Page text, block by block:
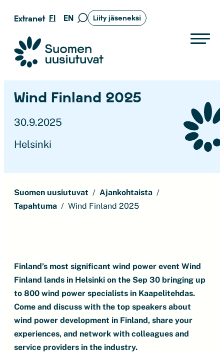
Siirry
sisältöön
Extranet FI EN
Siirry
Liity jäseneksi
Suomen uusiutuvat ry
Wind Finland 2025
30.9.2025
Helsinki
Suomen uusiutuvat
Ajankohtaista
Tapahtuma
Wind Finland 2025
Finland’s most significant wind power event Wind
Finland lands in Helsinki on the Sep 30 bringing up
to 800 wind power specialists in Kaapelitehdas.
Come and discuss with the top speakers about
wind power development in Finland, share your
experiences, and network with colleagues and
service providers in the industry.